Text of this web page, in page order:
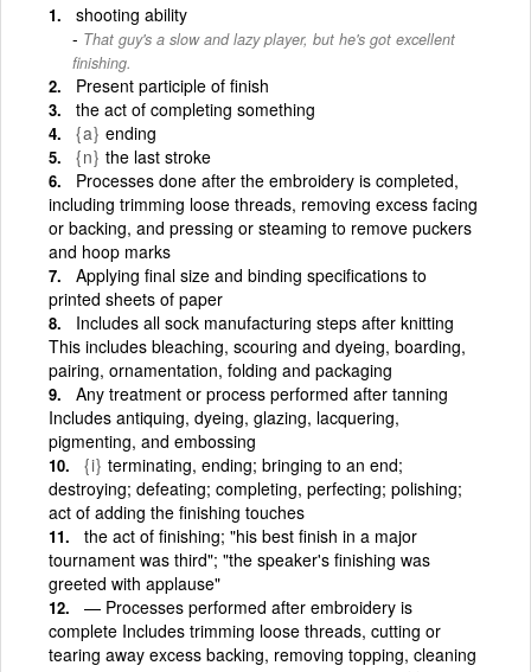
shooting ability
That guy's a slow and lazy player, but he's got excellent
finishing.
Present participle of finish
the act of completing something
{a} ending
{n} the last stroke
Processes done after the embroidery is completed,
including trimming loose threads, removing excess facing
or backing, and pressing or steaming to remove puckers
and hoop marks
Applying final size and binding specifications to
printed sheets of paper
Includes all sock manufacturing steps after knitting
This includes bleaching, scouring and dyeing, boarding,
pairing, ornamentation, folding and packaging
Any treatment or process performed after tanning
Includes antiquing, dyeing, glazing, lacquering,
pigmenting, and embossing
{i} terminating, ending; bringing to an end;
destroying; defeating; completing, perfecting; polishing;
act of adding the finishing touches
the act of finishing; "his best finish in a major
tournament was third"; "the speaker's finishing was
greeted with applause"
— Processes performed after embroidery is
complete Includes trimming loose threads, cutting or
tearing away excess backing, removing topping, cleaning